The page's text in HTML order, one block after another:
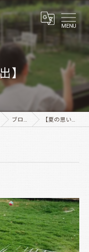
MENU
】
ブログ 【夏の思い出】